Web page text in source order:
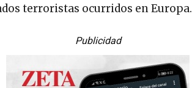
terroristas ocurridos en Europa.
Publicidad